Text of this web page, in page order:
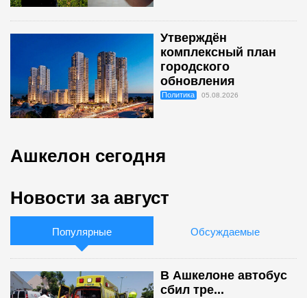
Утверждён
комплексный план
городского
обновления
Политика 05.08.2026
Ашкелон сегодня
Новости за август
Популярные Обсуждаемые
В Ашкелоне автобус
сбил тре...